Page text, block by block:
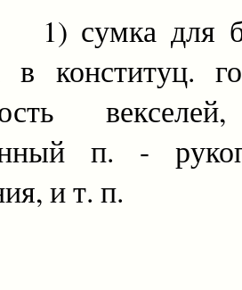
для
в конституц.
п. -
и т. п.